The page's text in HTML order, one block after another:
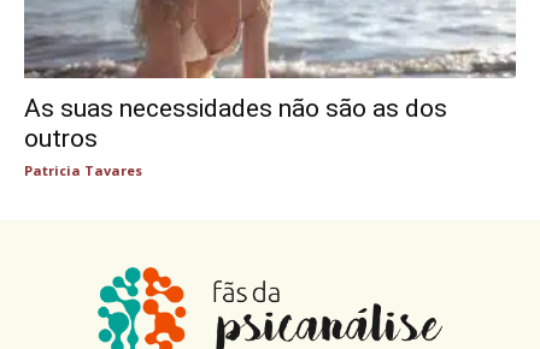
As suas necessidades não são as dos
outros
Patricia Tavares